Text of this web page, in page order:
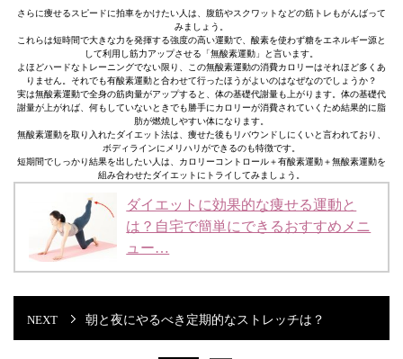
さらに痩せるスピードに拍車をかけたい人は、腹筋やスクワットなどの筋トレもがんばって
みましょう。
これらは短時間で大きな力を発揮する強度の高い運動で、酸素を使わず糖をエネルギー源と
して利用し筋力アップさせる「無酸素運動」と言います。
よほどハードなトレーニングでない限り、この無酸素運動の消費カロリーはそれほど多くあ
りません。それでも有酸素運動と合わせて行ったほうがよいのはなぜなのでしょうか？
実は無酸素運動で全身の筋肉量がアップすると、体の基礎代謝量も上がります。体の基礎代
謝量が上がれば、何もしていないときでも勝手にカロリーが消費されていくため結果的に脂
肪が燃焼しやすい体になります。
無酸素運動を取り入れたダイエット法は、痩せた後もリバウンドしにくいと言われており、
ボディラインにメリハリができるのも特徴です。
短期間でしっかり結果を出したい人は、カロリーコントロール＋有酸素運動＋無酸素運動を
組み合わせたダイエットにトライしてみましょう。
ダイエットに効果的な痩せる運動と
は？自宅で簡単にできるおすすめメニ
ュー…
朝と夜にやるべき定期的なストレッチは？